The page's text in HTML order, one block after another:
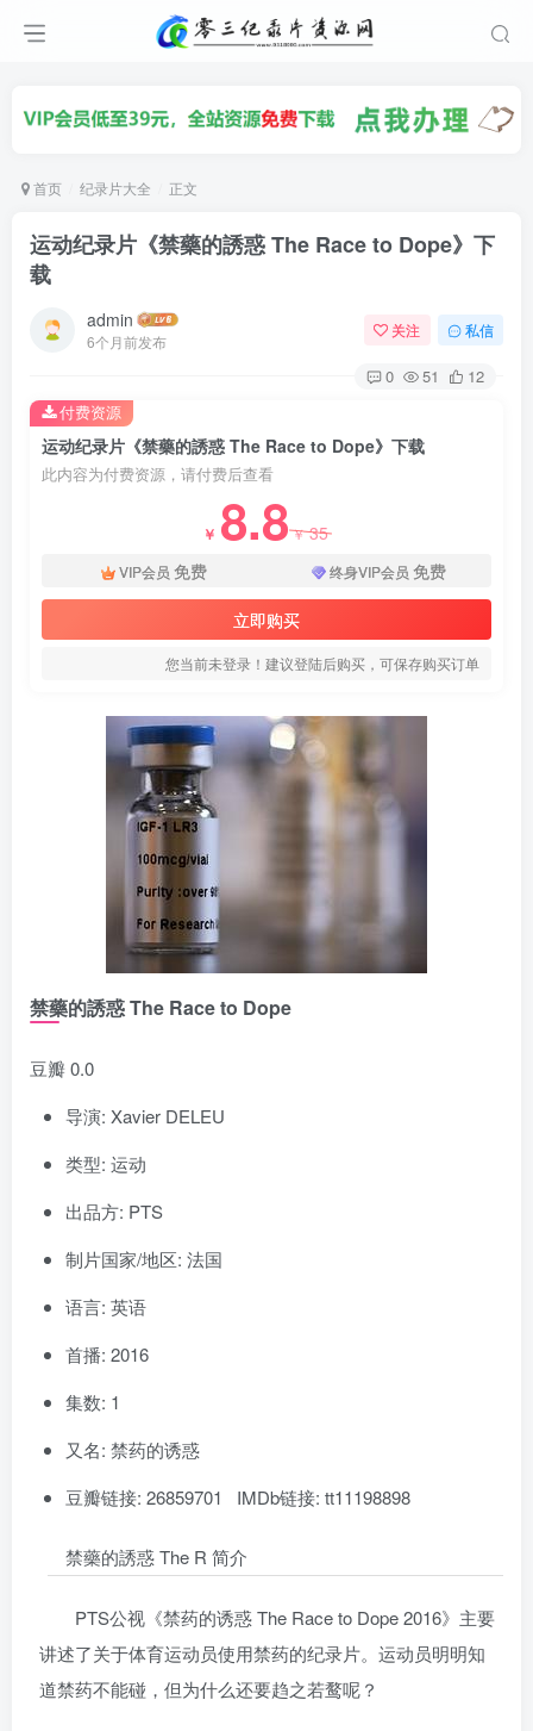
首页 纪录片大全 正文
运动纪录片《禁藥的誘惑 The Race to Dope》下
载
admin
6个月前发布
关注 私信
0 51 12
运动纪录片《禁藥的誘惑 The Race to Dope》下载
此内容为付费资源，请付费后查看
￥ 8.8￥35
VIP会员 免费 终身VIP会员 免费
立即购买
您当前未登录！建议登陆后购买，可保存购买订单
付费资源
禁藥的誘惑 The Race to Dope
豆瓣 0.0
导演: Xavier DELEU
类型: 运动
出品方: PTS
制片国家/地区: 法国
语言: 英语
首播: 2016
集数: 1
又名: 禁药的诱惑
豆瓣链接: 26859701 IMDb链接: tt11198898
禁藥的誘惑 The R 简介
PTS公视《禁药的诱惑 The Race to Dope 2016》主要
讲述了关于体育运动员使用禁药的纪录片。运动员明明知
道禁药不能碰，但为什么还要趋之若鹜呢？